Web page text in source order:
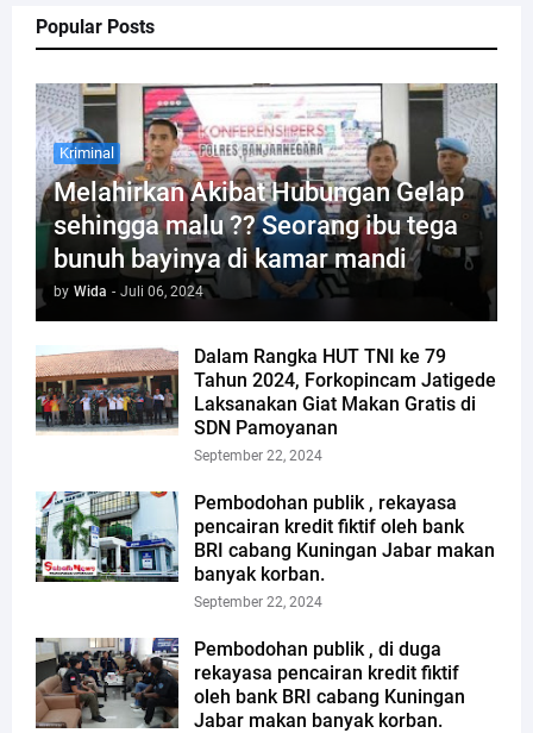
Popular Posts
Kriminal
Melahirkan Akibat Hubungan Gelap
sehingga malu ?? Seorang ibu tega
bunuh bayinya di kamar mandi
by Wida - Juli 06, 2024
Dalam Rangka HUT TNI ke 79
Tahun 2024, Forkopincam Jatigede
Laksanakan Giat Makan Gratis di
SDN Pamoyanan
September 22, 2024
Pembodohan publik , rekayasa
pencairan kredit fiktif oleh bank
BRI cabang Kuningan Jabar makan
banyak korban.
September 22, 2024
Pembodohan publik , di duga
rekayasa pencairan kredit fiktif
oleh bank BRI cabang Kuningan
Jabar makan banyak korban.